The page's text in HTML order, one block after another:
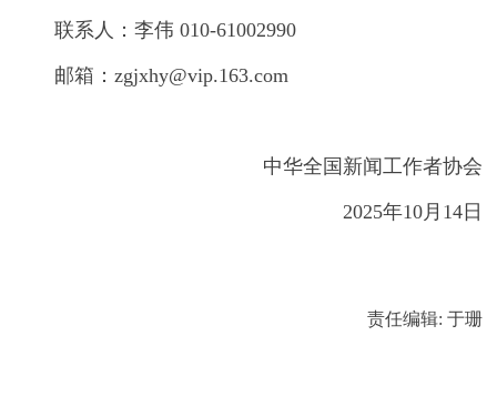
联系人：李伟 010-61002990
邮箱：zgjxhy@vip.163.com
中华全国新闻工作者协会
2025年10月14日
责任编辑: 于珊